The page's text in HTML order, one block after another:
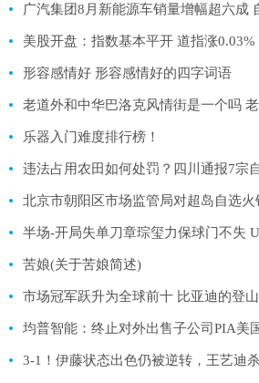
美股开盘：指数基本平开 道指涨
形容感情好 形容感情好的四字词语
老道外和中华巴洛克风情街是一个吗
乐器入门难度排行榜！
违法占用农田如何处罚？四川通报7宗
北京市朝阳区市场监管局对超岛自选
半场-开局失单刀章琮玺力保球门不失
苦娘(关于苦娘简述)
市场冠军跃升为全球前十 比亚迪的登
均普智能：终止对外出售子公司PIA美